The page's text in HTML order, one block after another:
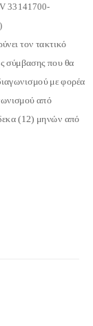
33141700-
τον τακτικό
σύμβασης που θα
ιαγωνισμού με φορέα
από
(12) μηνών από